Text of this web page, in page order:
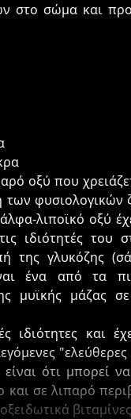
στο σώμα και
οξύ που
των φυσιολογικών
λιποϊκό οξύ
ιδιότητές
της γλυκόζης
ένα από τα
μυϊκής μάζας
ιδιότητες και
ότι μπορεί
σε λιπαρό